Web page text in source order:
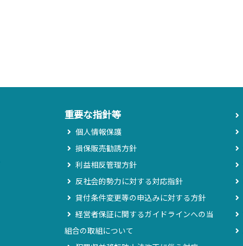
重要な指針等
個人情報保護
損保販売勧誘方針
利益相反管理方針
反社会的勢力に対する対応指針
貸付条件変更等の申込みに対する方針
経営者保証に関するガイドラインへの当
組合の取組について